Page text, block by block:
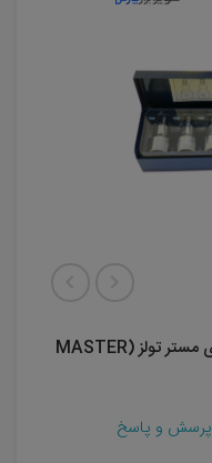
جعبه بکس 8 پارچه آلن بکسی ستاره ای مستر تولز (MASTER
پرسش و پاسخ